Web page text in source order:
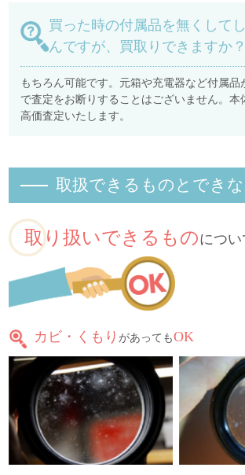
買った時の付属品を無くして
んですが、買取りできますか？
もちろん可能です。元箱や充電器など付属品
で査定をお断りすることはございません。本
高価査定いたします。
取扱できるものとでき
取り扱いできるものについ
カビ・くもり があってもOK